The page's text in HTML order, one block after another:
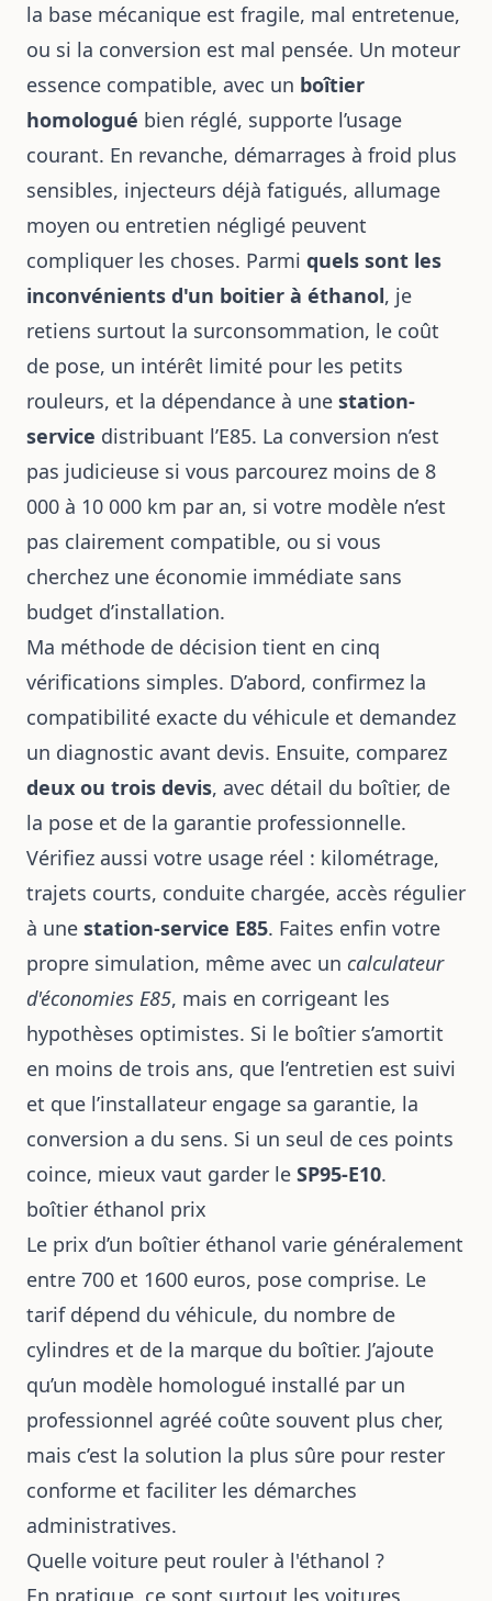
la base mécanique est fragile, mal entretenue,
ou si la conversion est mal pensée. Un moteur
essence compatible, avec un boîtier
homologué bien réglé, supporte l’usage
courant. En revanche, démarrages à froid plus
sensibles, injecteurs déjà fatigués, allumage
moyen ou entretien négligé peuvent
compliquer les choses. Parmi quels sont les
inconvénients d'un boitier à éthanol, je
retiens surtout la surconsommation, le coût
de pose, un intérêt limité pour les petits
rouleurs, et la dépendance à une station-
service distribuant l’E85. La conversion n’est
pas judicieuse si vous parcourez moins de 8
000 à 10 000 km par an, si votre modèle n’est
pas clairement compatible, ou si vous
cherchez une économie immédiate sans
budget d’installation.
Ma méthode de décision tient en cinq
vérifications simples. D’abord, confirmez la
compatibilité exacte du véhicule et demandez
un diagnostic avant devis. Ensuite, comparez
deux ou trois devis, avec détail du boîtier, de
la pose et de la garantie professionnelle.
Vérifiez aussi votre usage réel : kilométrage,
trajets courts, conduite chargée, accès régulier
à une station-service E85. Faites enfin votre
propre simulation, même avec un calculateur
d'économies E85, mais en corrigeant les
hypothèses optimistes. Si le boîtier s’amortit
en moins de trois ans, que l’entretien est suivi
et que l’installateur engage sa garantie, la
conversion a du sens. Si un seul de ces points
coince, mieux vaut garder le SP95-E10.
boîtier éthanol prix
Le prix d’un boîtier éthanol varie généralement
entre 700 et 1600 euros, pose comprise. Le
tarif dépend du véhicule, du nombre de
cylindres et de la marque du boîtier. J’ajoute
qu’un modèle homologué installé par un
professionnel agréé coûte souvent plus cher,
mais c’est la solution la plus sûre pour rester
conforme et faciliter les démarches
administratives.
Quelle voiture peut rouler à l'éthanol ?
En pratique, ce sont surtout les voitures